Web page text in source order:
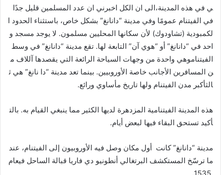
ي في هذه المدينة،الى ان الكل اخبرني ان عدد المسلمين قليل جدًا
في الفيتنام عمومًا وفي مدينة “دانانغ” بشكل خاص، باستثناء الحدود ا
لكمبودية (تشاودوك) لأن سكانها المحليين مسلمون. لا يوجد مسجد و
احد في “دانانغ” أو “هوي آن” التابعة لها. تقع مدينة “دانانغ” في وسط
الفيتناموهي واحدة من وجهات السياحة الرائعة التي يقصدها آللاف م
ن المسافرين الأجانب خاصة الأوروبيين. بينما تعد مدينة “دا نانغ” هي ث
الثأكبر مدن الفيتنام ولها تاريخ مأساوي ورائع.
هذه المدينة الفيتنامية المزدهرة لديها الكثير مما ينبغي القيام به. بالت
أكيد تستحق البقاء فيها لبعض أيام.
مدينة “دانانغ” كانت أول مكان وصل فيه الأوروبيون إلى الفيتنام، عند
ما ترسّخ المستكشف البرتغالي أنطونيو دي فاريا قبالة الساحل فيعام